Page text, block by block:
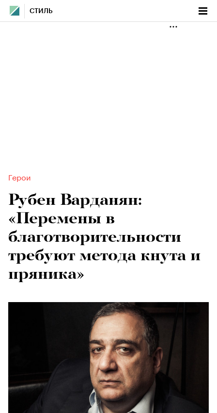
СТИЛЬ
Герои
Рубен Варданян:
«Перемены в
благотворительности
требуют метода кнута и
пряника»